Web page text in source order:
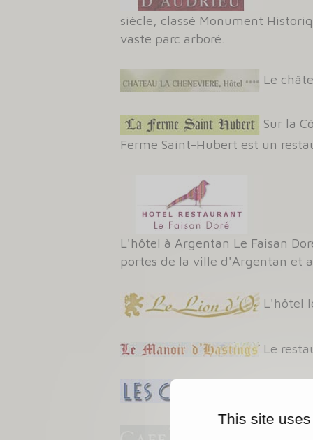
siècle, classé Monument
vaste parc arboré.
Le
Sur la
Ferme Saint-Hubert est un
L'hôtel à Argentan Le Faisan
portes de la ville d'Argentan et
L'hôtel
Le
Niché
This site